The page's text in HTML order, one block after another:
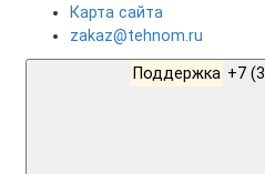
Карта сайта
zakaz@tehnom.ru
Поддержка